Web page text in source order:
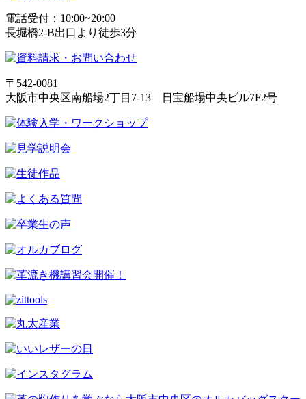
電話受付：10:00~20:00
長堀橋2-B出口より徒歩3分
〒542-0081
大阪市中央区南船場2丁目7-13 日宝船場中央ビル7F2号